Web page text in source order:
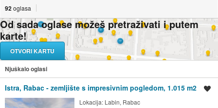
92oglasa
Od sada oglase možeš pretraživati i putem
karte!
OTVORI KARTU
Njuškalo oglasi
Istra, Rabac - zemljište s impresivnim pogledom, 1.015 m2
Lokacija: Labin, Rabac